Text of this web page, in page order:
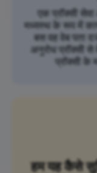
एक प्रॉक्सी
मध्यस्थ के रूप में
बस वह वेब पता
अनुरोध प्रॉक्सी
प्रॉक्सी के
हम यह कैसे